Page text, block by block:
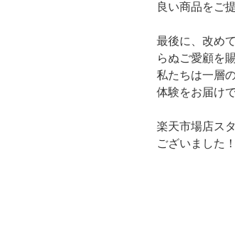
良い商品をご
最後に、改め
らぬご愛顧を
私たちは一層
体験をお届け
楽天市場店ス
ございました！